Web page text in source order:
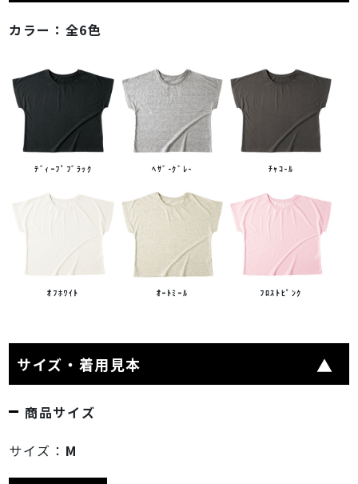
カラー： 全6色
ﾃﾞｨｰﾌﾟﾌﾞﾗｯｸ ﾍｻﾞ-ｸﾞﾚ- ﾁｬｺ-ﾙ
ｵﾌﾎﾜｲﾄ ｵｰﾄﾐｰﾙ ﾌﾛｽﾄﾋﾟﾝｸ
サイズ・着用見本
商品サイズ
サイズ： M